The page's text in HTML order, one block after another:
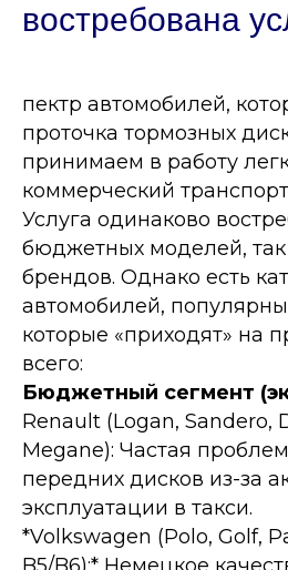
востребована
пектр автомобилей,
проточка тормозных
принимаем в работу
коммерческий
Услуга одинаково
бюджетных моделей,
брендов. Однако есть
автомобилей,
которые «приходят» на
всего:
Бюджетный сегмент
Renault (Logan, Sandero,
Megane): Частая
передних дисков из-за
эксплуатации в такси.
*Volkswagen (Polo, Golf,